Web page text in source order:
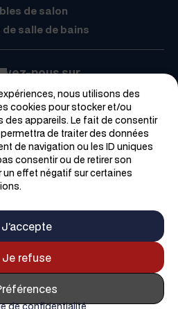
nous utilisons des
cookies pour stocker et/ou
des appareils. Le fait de consentir
de traiter des données
de navigation ou les ID uniques
consentir ou de retirer son
effet négatif sur certaines
J’accepte
Je refuse
de confidentialité
de salon
de salle de bains
nous sur
PRO
un magasin
un magasin
- Réalisation et webdesign